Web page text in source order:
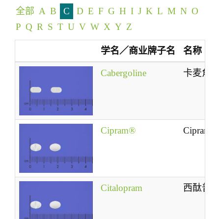
i
o
n
全部 A B C D E F G H I J K L M N O
P Q R S T U V W X Y Z
学名／商业牌子名 名称
Cabergoline 卡麦角林
Cipram® Cipram®
Citalopram 西酞普兰